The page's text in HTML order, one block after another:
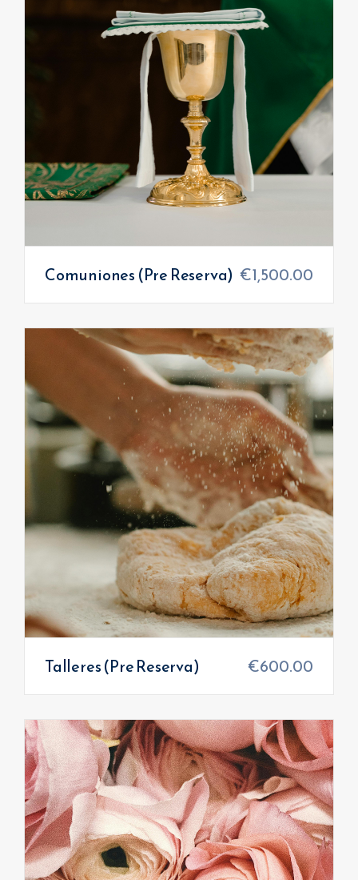
Comuniones (Pre Reserva) €1,500.00
Talleres (Pre Reserva) €600.00